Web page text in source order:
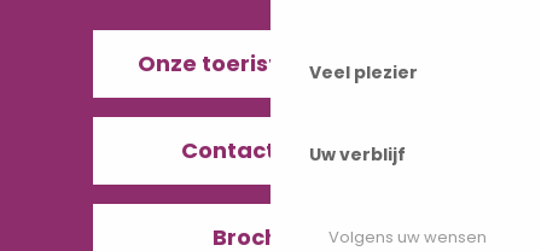
Veel plezier
Uw verblijf
Volgens uw wensen
Onze toeristenbureaus
Contacteer ons
Brochures